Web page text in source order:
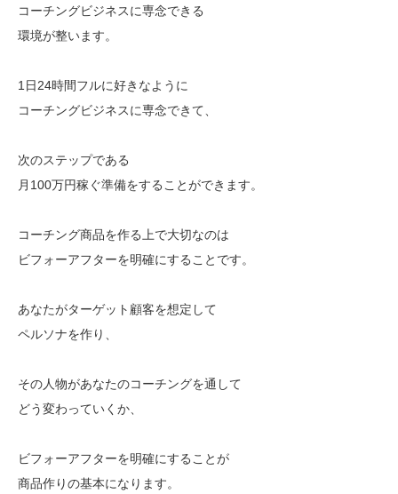
コーチングビジネスに専念できる
環境が整います。
1日24時間フルに好きなように
コーチングビジネスに専念できて、
次のステップである
月100万円稼ぐ準備をすることができます。
コーチング商品を作る上で大切なのは
ビフォーアフターを明確にすることです。
あなたがターゲット顧客を想定して
ペルソナを作り、
その人物があなたのコーチングを通して
どう変わっていくか、
ビフォーアフターを明確にすることが
商品作りの基本になります。